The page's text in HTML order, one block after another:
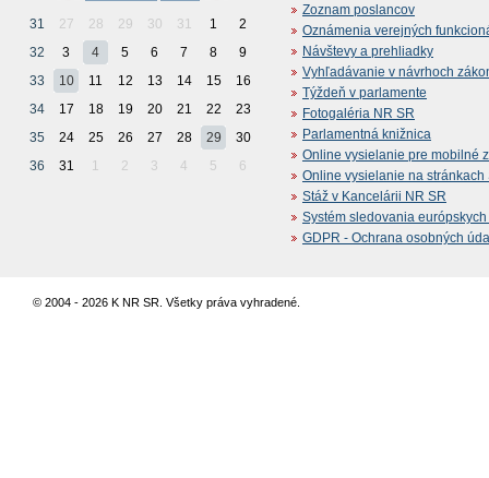
31 27 28 29 30 31 1
2
32
3 4 5 6 7 8
9
33
10 11 12 13 14 15
16
34
17 18 19 20 21 22
23
35
24 25 26 27 28 29
30
36
31 1 2 3 4 5 6
Zoznam poslancov
Oznámenia verejných
Návštevy a prehliadky
Vyhľadávanie v návrhoch
Týždeň v parlamente
Fotogaléria NR SR
Parlamentná knižnica
Online vysielanie pre mobilné
Online vysielanie na stránkach
Stáž v Kancelárii NR SR
Systém sledovania
GDPR - Ochrana osobných
© 2004 - 2026 K NR SR. Všetky práva vyhradené.